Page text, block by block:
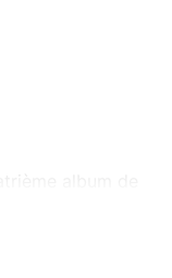
album de